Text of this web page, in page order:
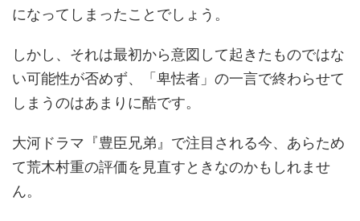
になってしまったことでしょう。
しかし、それは最初から意図して起きたものではな
い可能性が否めず、「卑怯者」の一言で終わらせて
しまうのはあまりに酷です。
大河ドラマ『豊臣兄弟』で注目される今、あらため
て荒木村重の評価を見直すときなのかもしれませ
ん。